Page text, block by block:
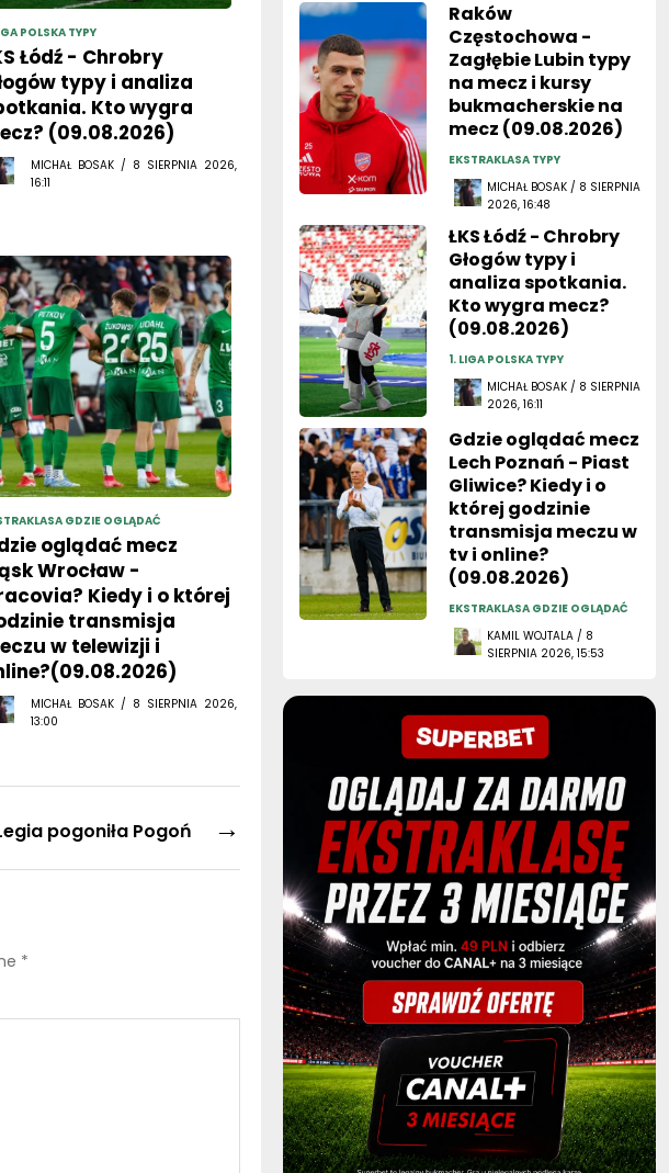
POLSKA TYPY
Łódź - Chrobry
typy i analiza
Kto wygra
(09.08.2026)
MICHAŁ BOSAK / 8 SIERPNIA 2026,
16:11
GDZIE OGLĄDAĆ
oglądać mecz
Wrocław -
Kiedy i o której
transmisja
w telewizji i
MICHAŁ BOSAK / 8 SIERPNIA 2026,
13:00
→
pogoniła Pogoń
*
Raków
Częstochowa -
Zagłębie Lubin typy
na mecz i kursy
bukmacherskie na
mecz (09.08.2026)
EKSTRAKLASA TYPY
MICHAŁ BOSAK / 8 SIERPNIA
2026, 16:48
ŁKS Łódź - Chrobry
Głogów typy i
analiza spotkania.
Kto wygra mecz?
(09.08.2026)
1. LIGA POLSKA TYPY
MICHAŁ BOSAK / 8 SIERPNIA
2026, 16:11
Gdzie oglądać mecz
Lech Poznań - Piast
Gliwice? Kiedy i o
której godzinie
transmisja meczu w
tv i online?
(09.08.2026)
EKSTRAKLASA GDZIE OGLĄDAĆ
KAMIL WOJTALA / 8
SIERPNIA 2026, 15:53